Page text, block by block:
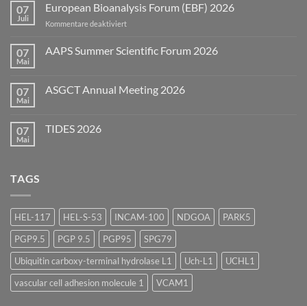
07
Juli
European Bioanalysis Forum (EBF) 2026
Kommentare deaktiviertfür
Bioanalysis
07
Mai
AAPS Summer Scientific Forum 2026
AAPS
2026
07
Mai
ASGCT Annual Meeting 2026
ASGCT
07
Mai
TIDES 2026
TAGS
HEL-117 HEL-S-53 INCAM-100 NDGOA
PARK5
PGP9.5
PGP 9.5 PGP95
SPG79
Ubiquitin carboxy-terminal hydrolase L1
Uch-L1
UCHL1
vascular cell adhesion molecule 1
VCAM1